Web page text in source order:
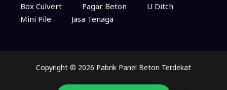
Box Culvert Pagar Beton
U Ditch
Mini Pile
Jasa Tenaga
Copyright © 2026 Pabrik Panel Beton Terdekat